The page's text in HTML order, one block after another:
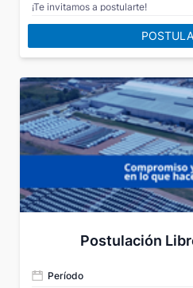
¡Te invitamos a postularte!
Postulación
Período